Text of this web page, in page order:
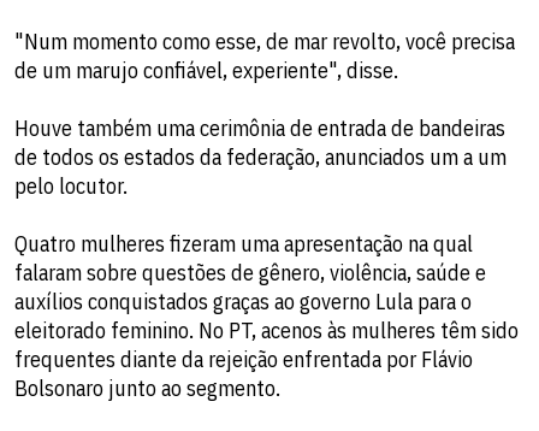
"Num momento como esse, de mar revolto, você precisa
de um marujo confiável, experiente", disse.
Houve também uma cerimônia de entrada de bandeiras
de todos os estados da federação, anunciados um a um
pelo locutor.
Quatro mulheres fizeram uma apresentação na qual
falaram sobre questões de gênero, violência, saúde e
auxílios conquistados graças ao governo Lula para o
eleitorado feminino. No PT, acenos às mulheres têm sido
frequentes diante da rejeição enfrentada por Flávio
Bolsonaro junto ao segmento.